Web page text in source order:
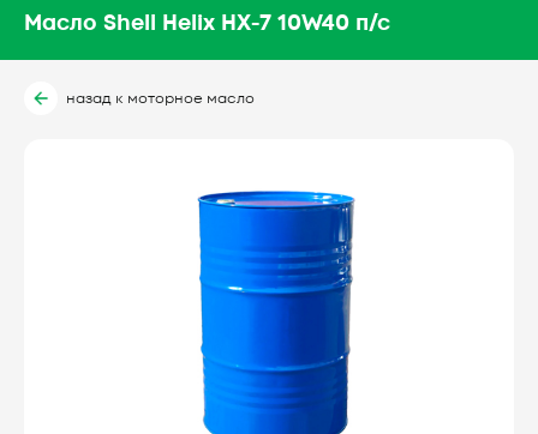
Масло Shell Helix HX-7 10W40 п/с
назад к моторное масло